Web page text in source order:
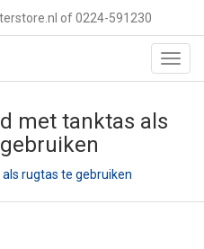
of 0224-591230
met tanktas als
rugtas te gebruiken